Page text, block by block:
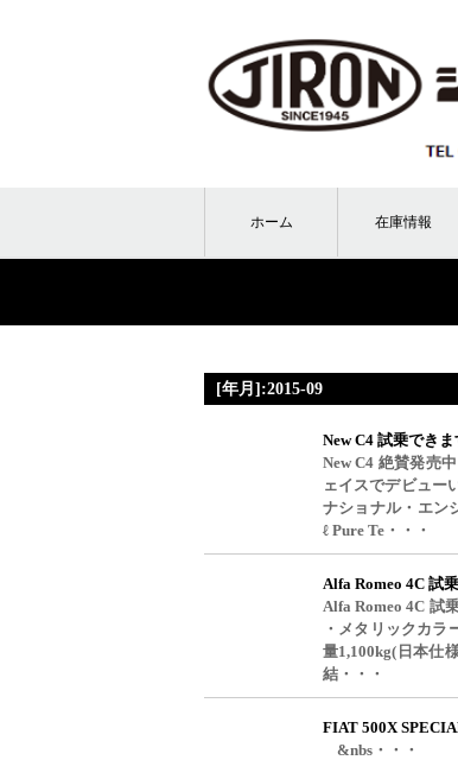
ホーム 在庫情報
[年月]:2015-09
New C4 試乗でき
New C4 絶賛発売
ェイスでデビュー
ナショナル・エン
ℓ Pure Te・・・
Alfa Romeo 4C 試
Alfa Romeo 4C 試
・メタリックカ
量1,100kg(日本仕
結・・・
FIAT 500X
&nbs・・・